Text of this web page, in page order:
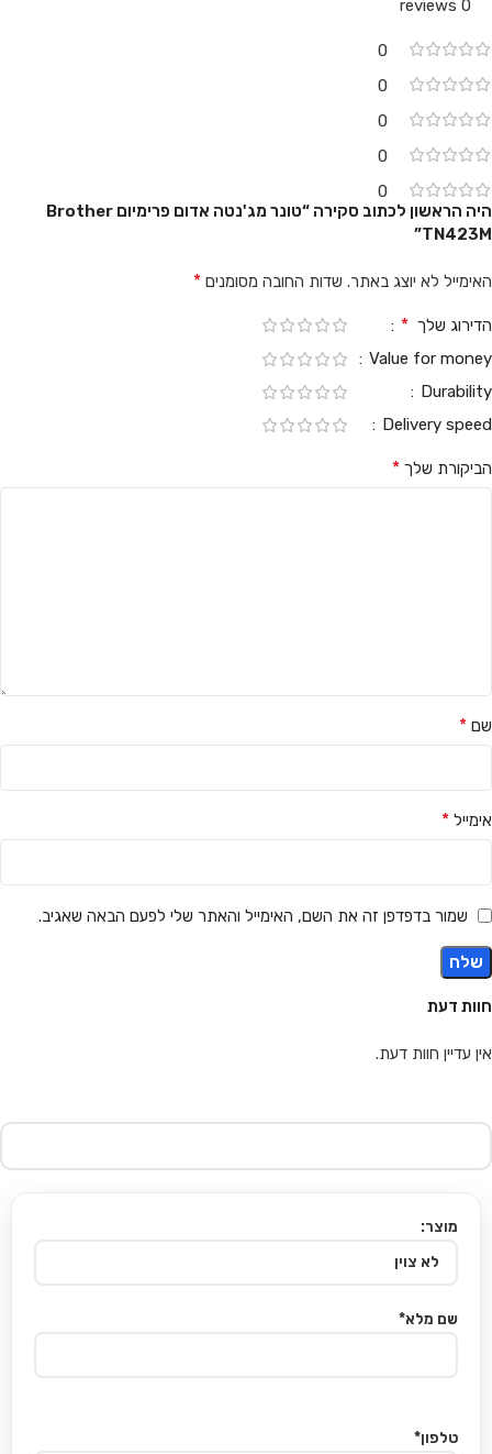
0 reviews
0
0
0
0
0
חוות דעת
אין עדיין חוות דעת.
היה הראשון לכתוב סקירה “טונר מג'נטה אדום פרימיום Brother
TN423M”
האימייל לא יוצג באתר. שדות החובה מסומנים *
הדירוג שלך *
Value for money
Durability
Delivery speed
הביקורת שלך *
שם *
אימייל *
שמור בדפדפן זה את השם, האימייל והאתר שלי לפעם הבאה שאגיב.
מוצר:
שם מלא*
טלפון*